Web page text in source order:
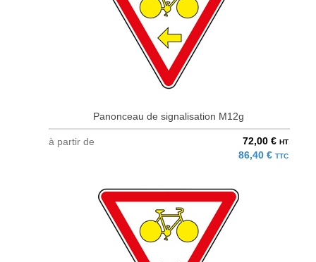
Panonceau de signalisation M12g
à partir de 72,00 € HT
86,40 € TTC